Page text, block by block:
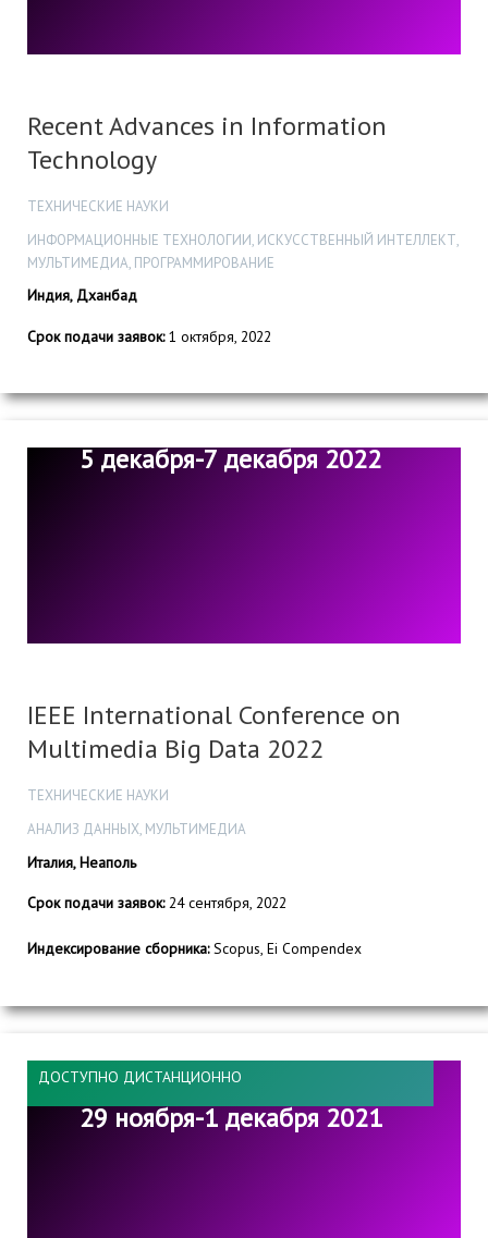
Recent Advances in Information
Technology
ТЕХНИЧЕСКИЕ НАУКИ
ИНФОРМАЦИОННЫЕ ТЕХНОЛОГИИ, ИСКУССТВЕННЫЙ ИНТЕЛЛЕКТ,
МУЛЬТИМЕДИА, ПРОГРАММИРОВАНИЕ
Индия, Дханбад
Срок подачи заявок:1 октября, 2022
5 декабря-7 декабря 2022
IEEE International Conference on
Multimedia Big Data 2022
ТЕХНИЧЕСКИЕ НАУКИ
АНАЛИЗ ДАННЫХ, МУЛЬТИМЕДИА
Италия, Неаполь
Срок подачи заявок:24 сентября, 2022
Индексирование сборника:Scopus, Ei Compendex
ДОСТУПНО ДИСТАНЦИОННО
29 ноября-1 декабря 2021